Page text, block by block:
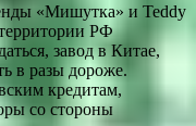
«Мишутка» и Teddy
РФ
завод в Китае,
в разы дороже.
кредитам,
со стороны